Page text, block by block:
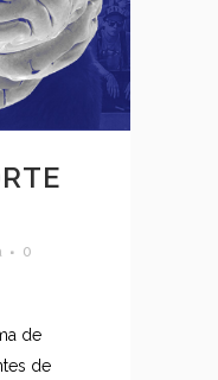
0
de
de